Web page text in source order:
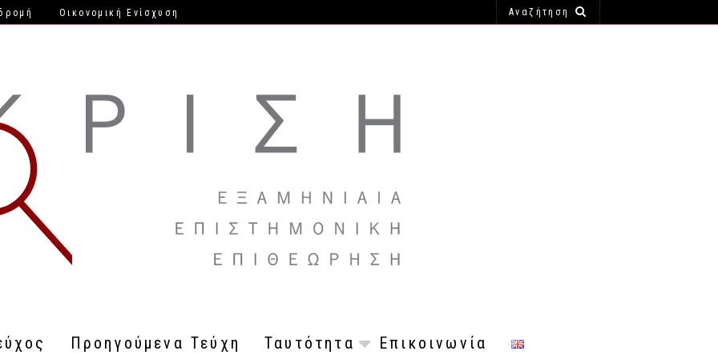
Οικονομική Ενίσχυση
Προηγούμενα Τεύχη Ταυτότητα Επικοινωνία